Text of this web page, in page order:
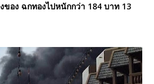
ของ ฉกทองไปหนักกว่า 184 บาท 13